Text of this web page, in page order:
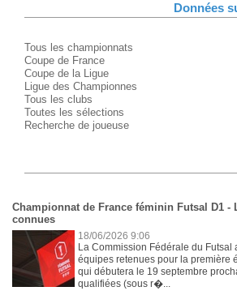
Données
Tous les championnats
Coupe de France
Coupe de la Ligue
Ligue des Championnes
Tous les clubs
Toutes les sélections
Recherche de joueuse
Championnat de France féminin Futsal D1 -
connues
18/06/2026 9:06
La Commission Fédérale du Futsal
équipes retenues pour la première
qui débutera le 19 septembre
qualifiées (sous r�...